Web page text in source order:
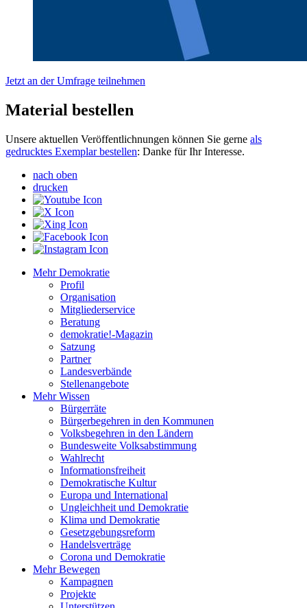
Jetzt an der Umfrage teilnehmen
Material bestellen
Unsere aktuellen Veröffentlichnungen können Sie gerne als
gedrucktes Exemplar bestellen: Danke für Ihr Interesse.
nach oben
drucken
Mehr Demokratie
Profil
Organisation
Mitgliederservice
Beratung
demokratie!-Magazin
Satzung
Partner
Landesverbände
Stellenangebote
Mehr Wissen
Bürgerräte
Bürgerbegehren in den Kommunen
Volksbegehren in den Ländern
Bundesweite Volksabstimmung
Wahlrecht
Informationsfreiheit
Demokratische Kultur
Europa und International
Ungleichheit und Demokratie
Klima und Demokratie
Gesetzgebungsreform
Handelsverträge
Corona und Demokratie
Mehr Bewegen
Kampagnen
Projekte